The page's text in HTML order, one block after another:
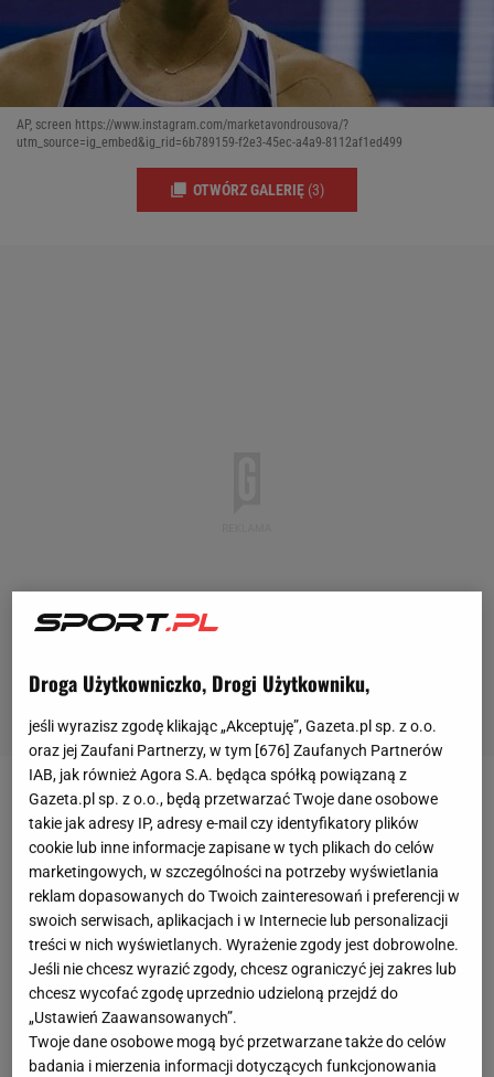
AP, screen https://www.instagram.com/marketavondrousova/?
utm_source=ig_embed&ig_rid=6b789159-f2e3-45ec-a4a9-8112af1ed499
OTWÓRZ GALERIĘ (3)
2023 rok z pewnością Marketa Vondrousova
zapamięta na długo. W lipcu Czeszka jako
nierozstawiona zawodniczka wygrała Wimbledon,
pokonując po drodze m.in. Jessicę Pegulę czy Elinę
Switolinę. Wfinale24-latka ograła Ons Jabeur, po
czym mogła cieszyć się z wywalczonego trofeum.
Zwycięstwo w wielkoszlemowym turnieju sprawiło,
że Vondrousova awansowała na 7. miejsce w
rankinguWTA.
Droga Użytkowniczko, Drogi Użytkowniku,
jeśli wyrazisz zgodę klikając „Akceptuję”, Gazeta.pl sp. z o.o.
oraz jej Zaufani Partnerzy, w tym [676] Zaufanych Partnerów
IAB, jak również Agora S.A. będąca spółką powiązaną z
Gazeta.pl sp. z o.o., będą przetwarzać Twoje dane osobowe
takie jak adresy IP, adresy e-mail czy identyfikatory plików
cookie lub inne informacje zapisane w tych plikach do celów
marketingowych, w szczególności na potrzeby wyświetlania
reklam dopasowanych do Twoich zainteresowań i preferencji w
swoich serwisach, aplikacjach i w Internecie lub personalizacji
treści w nich wyświetlanych. Wyrażenie zgody jest dobrowolne.
Jeśli nie chcesz wyrazić zgody, chcesz ograniczyć jej zakres lub
chcesz wycofać zgodę uprzednio udzieloną przejdź do
„Ustawień Zaawansowanych”.
Twoje dane osobowe mogą być przetwarzane także do celów
badania i mierzenia informacji dotyczących funkcjonowania